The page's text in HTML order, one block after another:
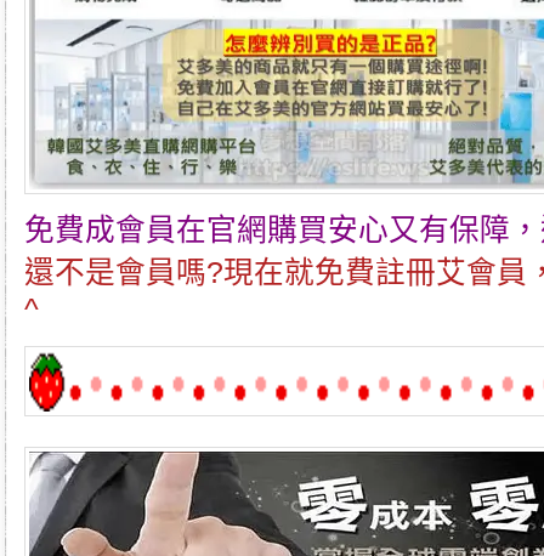
免費成會員在官網購買安心又有保障
還不是會員嗎?現在就免費註冊艾會員
^